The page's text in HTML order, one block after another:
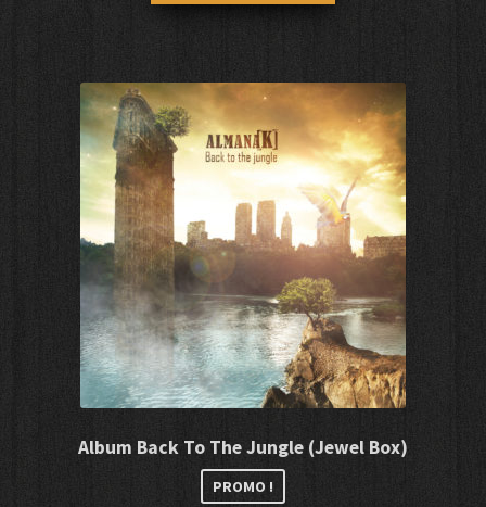
Album Back To The Jungle (Jewel Box)
PROMO !